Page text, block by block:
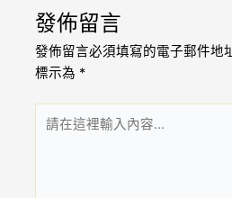
發佈留言
發佈留言必須填寫的電子郵件地
標示為 *
在